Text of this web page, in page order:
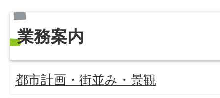
業務案内
都市計画・街並み・景観